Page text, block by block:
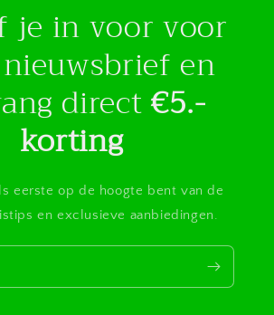
je in voor voor
en
direct€5.-
korting
eerste op de hoogte bent van de
en exclusieve aanbiedingen.